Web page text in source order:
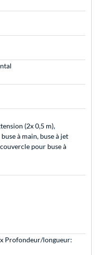
(2x 0,5 m),
à main, buse à jet
pour buse à
Profondeur/longueur: